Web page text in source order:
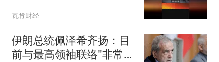
瓦肯财经
伊朗总统佩泽希齐扬：目
前与最高领袖联络"非常困